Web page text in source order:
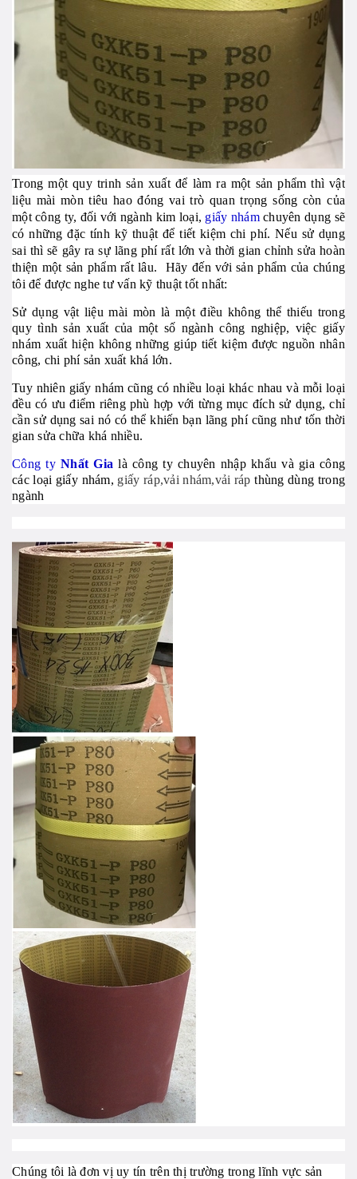
Trong một quy trinh sản xuất để làm ra một sản phẩm thì vật
liệu mài mòn tiêu hao đóng vai trò quan trọng sống còn của
một công ty, đối với ngành kim loại, giấy nhámchuyên dụng sẽ
có những đặc tính kỹ thuật để tiết kiệm chi phí. Nếu sử dụng
sai thì sẽ gây ra sự lãng phí rất lớn và thời gian chỉnh sửa hoàn
thiện một sản phẩm rất lâu. Hãy đến với sản phẩm của chúng
tôi để được nghe tư vấn kỹ thuật tốt nhất:
Sử dụng vật liệu mài mòn là một điều không thể thiếu trong
quy tình sản xuất của một số ngành công nghiệp, việc giấy
nhám xuất hiện không những giúp tiết kiệm được nguồn nhân
công, chi phí sản xuất khá lớn.
Tuy nhiên giấy nhám cũng có nhiều loại khác nhau và mỗi loại
đều có ưu điểm riêng phù hợp với từng mục đích sử dụng, chỉ
cần sử dụng sai nó có thể khiến bạn lãng phí cũng như tốn thời
gian sửa chữa khá nhiều.
Công ty Nhất Gia là công ty chuyên nhập khẩu và gia công
các loại giấy nhám, giấy ráp,vải nhám,vải rápthùngdùng trong
ngành
Chúng tôi là đơn vị uy tín trên thị trường trong lĩnh vực sản